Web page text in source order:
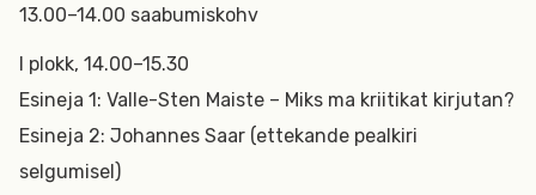
13.00–14.00 saabumiskohv
I plokk, 14.00–15.30
Esineja 1: Valle-Sten Maiste – Miks ma kriitikat kirjutan?
Esineja 2: Johannes Saar (ettekande pealkiri
selgumisel)